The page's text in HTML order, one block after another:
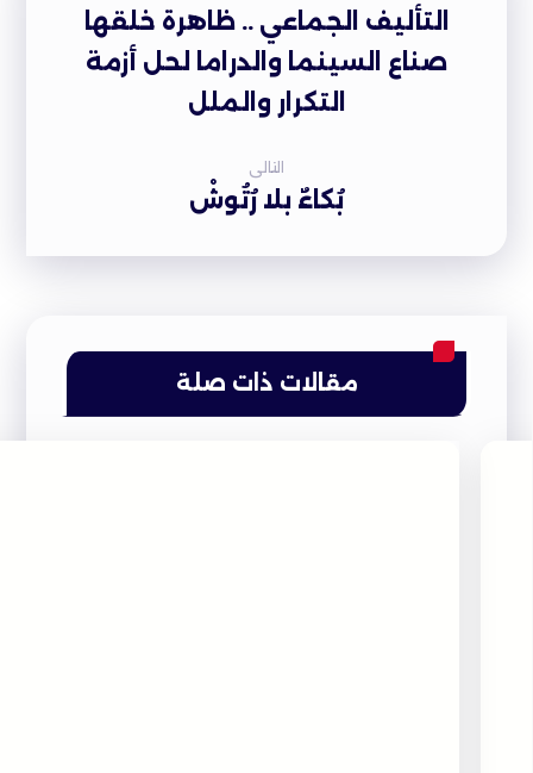
التأليف الجماعي .. ظاهرة خلقها
صناع السينما والدراما لحل أزمة
التكرار والملل
التالى
بُكاءٌ بلا رُتُوشْ
مقالات ذات صلة